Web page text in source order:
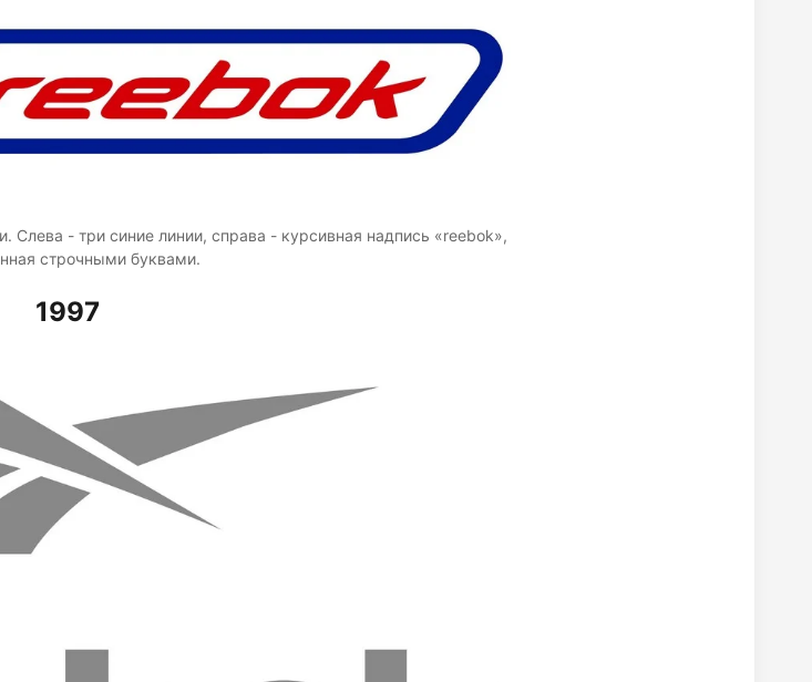
Слева - три синие линии, справа - курсивная надпись «reebok»,
строчными буквами.
1997